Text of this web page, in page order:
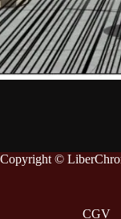
Copyright ©
CGV